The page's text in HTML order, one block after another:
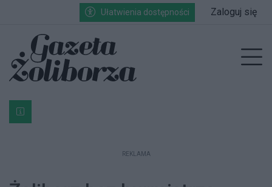
Przejdź do głównych treści
Przejdź do wyszukiwarki
Przejdź do głównego menuUłatwienia dostępności Zaloguj się
Bardzo ważna informacja dla podatników posiadających
REKLAMA